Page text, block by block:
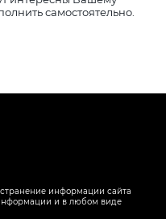
самостоятельно.
информации сайта
и в любом виде